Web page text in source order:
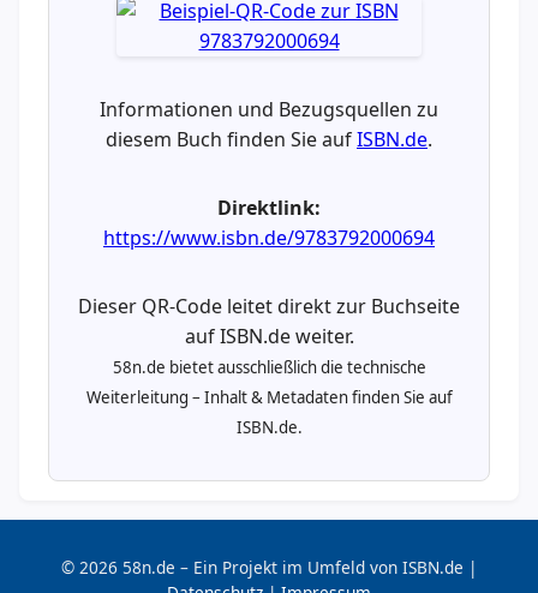
Informationen und Bezugsquellen zu
diesem Buch finden Sie aufISBN.de.
Direktlink:
https://www.isbn.de/9783792000694
Dieser QR-Code leitet direkt zur Buchseite
auf ISBN.de weiter.
58n.de bietet ausschließlich die technische
Weiterleitung – Inhalt & Metadaten finden Sie auf
ISBN.de.
© 2026 58n.de – Ein Projekt im Umfeld von ISBN.de |